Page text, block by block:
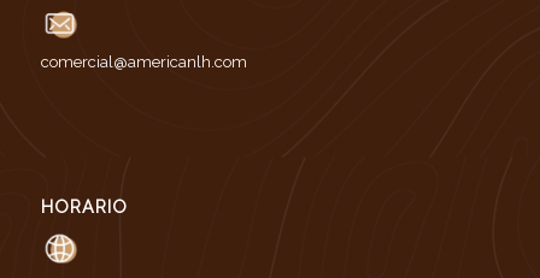
comercial@americanlh.com
HORARIO